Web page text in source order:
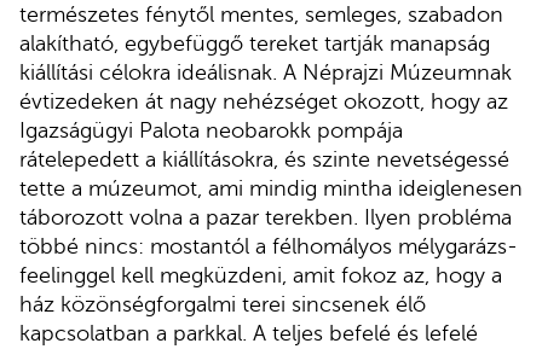
természetes fénytől mentes, semleges, szabadon
alakítható, egybefüggő tereket tartják manapság
kiállítási célokra ideálisnak. A Néprajzi Múzeumnak
évtizedeken át nagy nehézséget okozott, hogy az
Igazságügyi Palota neobarokk pompája
rátelepedett a kiállításokra, és szinte nevetségessé
tette a múzeumot, ami mindig mintha ideiglenesen
táborozott volna a pazar terekben. Ilyen probléma
többé nincs: mostantól a félhomályos mélygarázs-
feelinggel kell megküzdeni, amit fokoz az, hogy a
ház közönségforgalmi terei sincsenek élő
kapcsolatban a parkkal. A teljes befelé és lefelé